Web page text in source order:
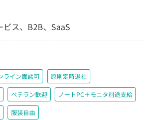
ス、B2B、SaaS
ライン面談可 原則定時退社
ベテラン歓迎 ノートPC＋モニタ別途支給
服装自由